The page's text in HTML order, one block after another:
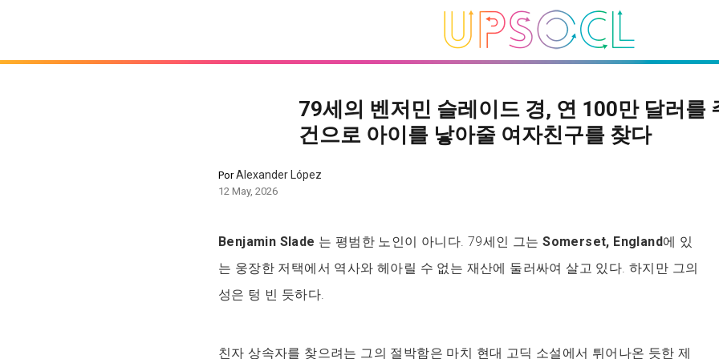
79세의 벤저민 슬레이드 경, 연 100만 달러를
건으로 아이를 낳아줄 여자친구를 찾다
PorAlexander López
12 May, 2026
Benjamin Slade 는 평범한 노인이 아니다. 79세인 그는Somerset, England에 있
는 웅장한 저택에서 역사와 헤아릴 수 없는 재산에 둘러싸여 살고 있다. 하지만 그의
성은 텅 빈 듯하다.
친자 상속자를 찾으려는 그의 절박함은 마치 현대 고딕 소설에서 튀어나온 듯한 제